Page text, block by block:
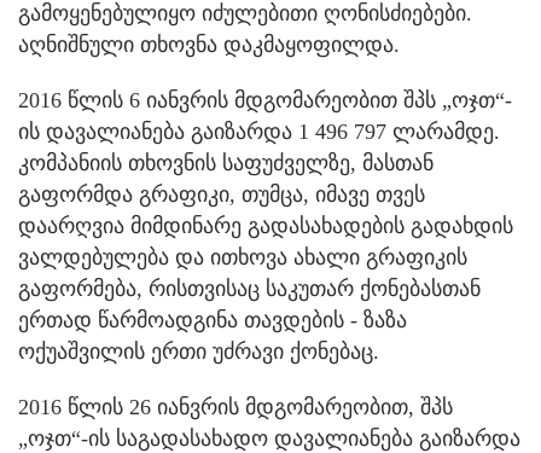
გამოყენებულიყო იძულებითი ღონისძიებები.
აღნიშნული თხოვნა დაკმაყოფილდა.
2016 წლის 6 იანვრის მდგომარეობით შპს „ოჯთ“-
ის დავალიანება გაიზარდა 1 496 797 ლარამდე.
კომპანიის თხოვნის საფუძველზე, მასთან
გაფორმდა გრაფიკი, თუმცა, იმავე თვეს
დაარღვია მიმდინარე გადასახადების გადახდის
ვალდებულება და ითხოვა ახალი გრაფიკის
გაფორმება, რისთვისაც საკუთარ ქონებასთან
ერთად წარმოადგინა თავდების - ზაზა
ოქუაშვილის ერთი უძრავი ქონებაც.
2016 წლის 26 იანვრის მდგომარეობით, შპს
„ოჯთ“-ის საგადასახადო დავალიანება გაიზარდა